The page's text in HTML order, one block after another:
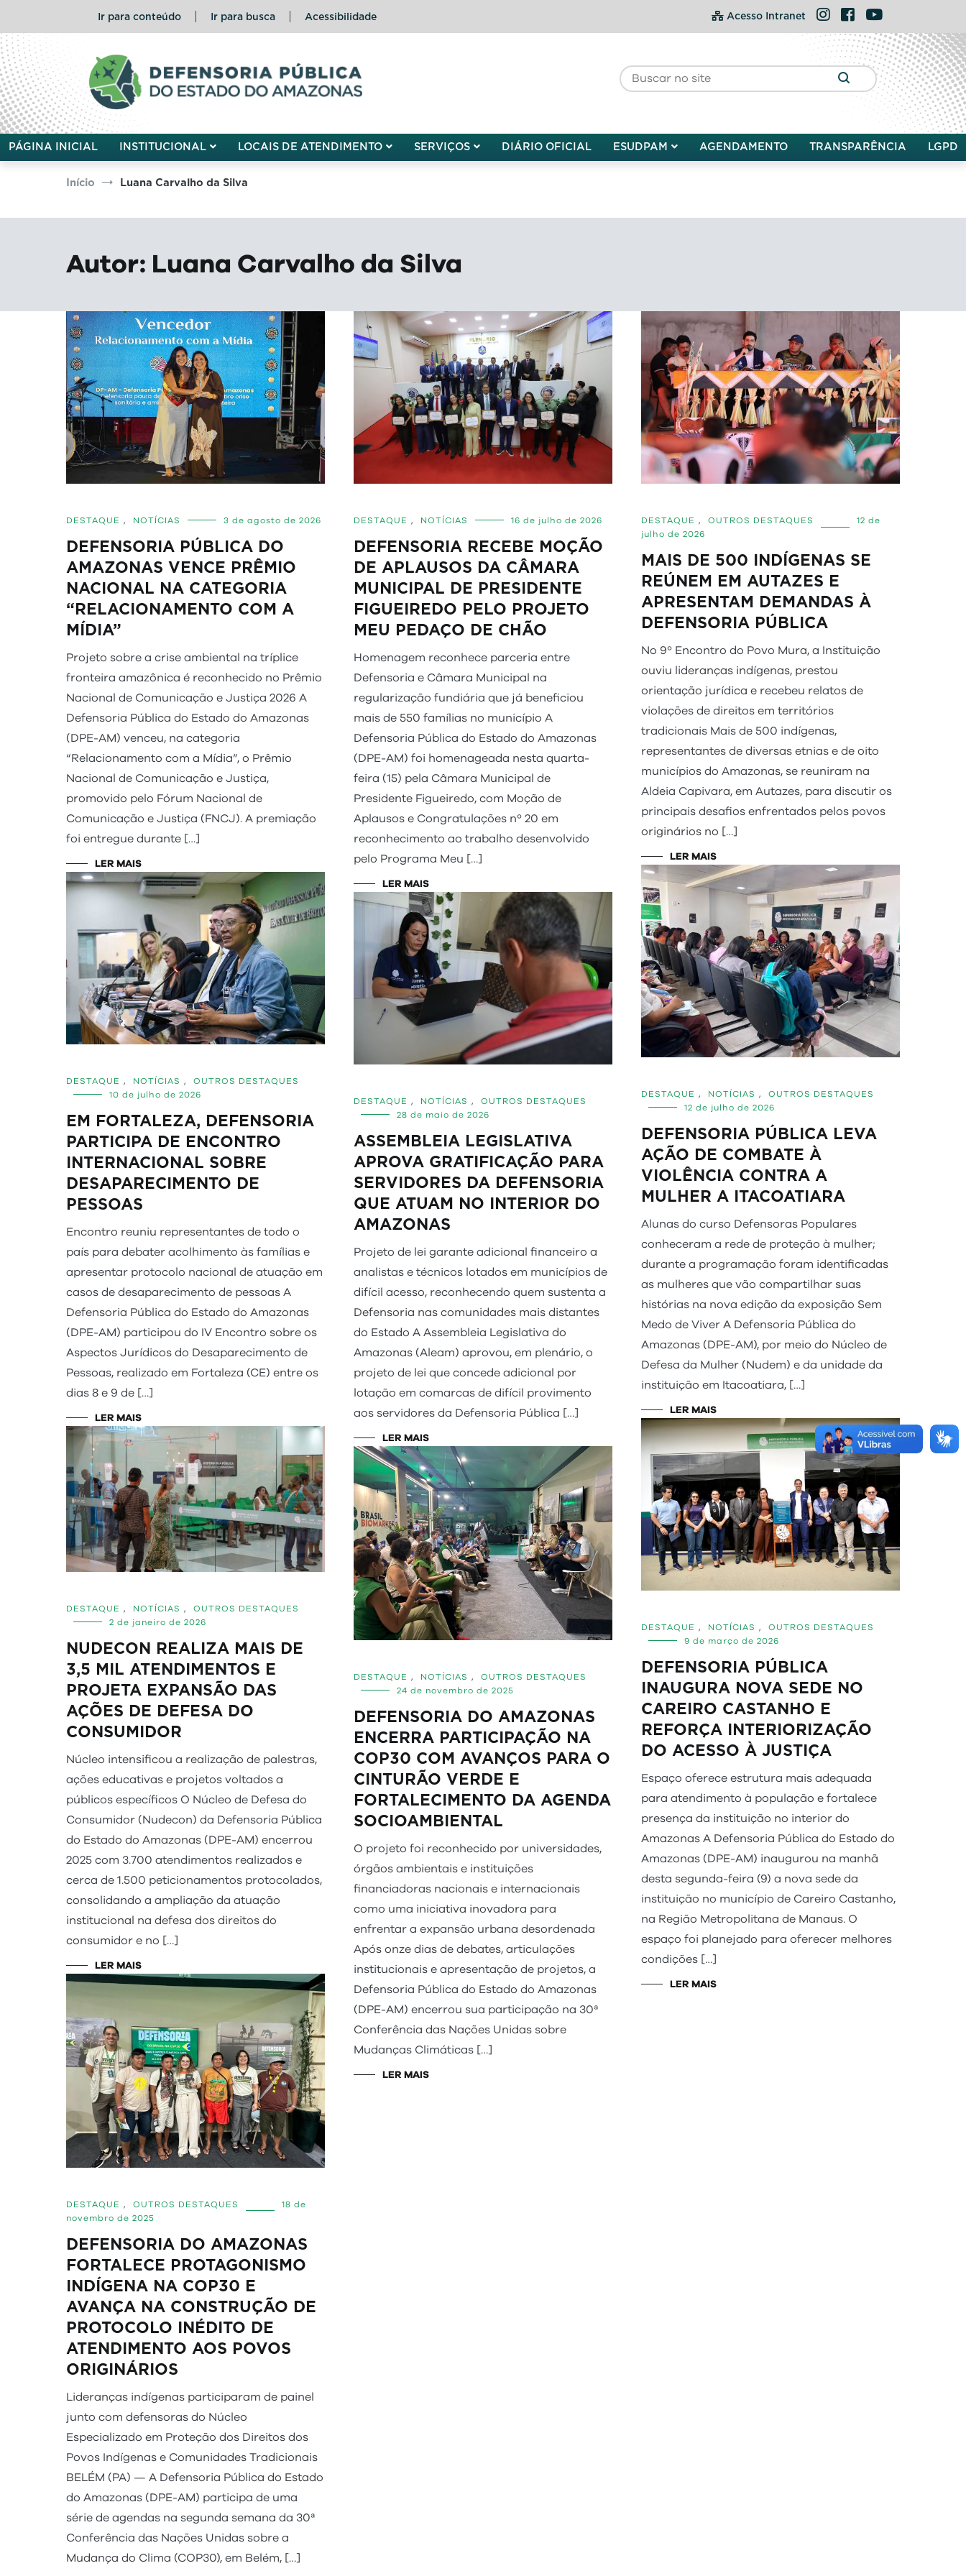
o
conteúdo
Ir para conteúdo Ir para busca Acessibilidade Acesso Intranet Instagram
FacebookYouTube
Defensoria Pública do Estado do Amazonas
PÁGINA INICIAL INSTITUCIONAL LOCAIS DE ATENDIMENTO SERVIÇOS DIÁRIO OFICIAL ESUDPAM AGENDAMENTO TRANSPARÊNCIA LGPD
Início Luana Carvalho da Silva
Autor: Luana Carvalho da Silva
DESTAQUE , NOTÍCIAS 3 de agosto de 2026
DEFENSORIA PÚBLICA DO
AMAZONAS VENCE PRÊMIO
NACIONAL NA CATEGORIA
“RELACIONAMENTO COM A
MÍDIA”
Projeto sobre a crise ambiental na tríplice
fronteira amazônica é reconhecido no Prêmio
Nacional de Comunicação e Justiça 2026 A
Defensoria Pública do Estado do Amazonas
(DPE-AM) venceu, na categoria
“Relacionamento com a Mídia”, o Prêmio
Nacional de Comunicação e Justiça,
promovido pelo Fórum Nacional de
Comunicação e Justiça (FNCJ). A premiação
foi entregue durante […]
LER MAIS
DESTAQUE , NOTÍCIAS 16 de julho de 2026
DEFENSORIA RECEBE MOÇÃO
DE APLAUSOS DA CÂMARA
MUNICIPAL DE PRESIDENTE
FIGUEIREDO PELO PROJETO
MEU PEDAÇO DE CHÃO
Homenagem reconhece parceria entre
Defensoria e Câmara Municipal na
regularização fundiária que já beneficiou
mais de 550 famílias no município A
Defensoria Pública do Estado do Amazonas
(DPE-AM) foi homenageada nesta quarta-
feira (15) pela Câmara Municipal de
Presidente Figueiredo, com Moção de
Aplausos e Congratulações nº 20 em
reconhecimento ao trabalho desenvolvido
pelo Programa Meu […]
LER MAIS
DESTAQUE , OUTROS DESTAQUES
12 de
julho de 2026
MAIS DE 500 INDÍGENAS SE
REÚNEM EM AUTAZES E
APRESENTAM DEMANDAS À
DEFENSORIA PÚBLICA
No 9º Encontro do Povo Mura, a Instituição
ouviu lideranças indígenas, prestou
orientação jurídica e recebeu relatos de
violações de direitos em territórios
tradicionais Mais de 500 indígenas,
representantes de diversas etnias e de oito
municípios do Amazonas, se reuniram na
Aldeia Capivara, em Autazes, para discutir os
principais desafios enfrentados pelos povos
originários no […]
LER MAIS
DESTAQUE , NOTÍCIAS ,
OUTROS DESTAQUES
12 de julho de 2026
DEFENSORIA PÚBLICA LEVA
AÇÃO DE COMBATE À
VIOLÊNCIA CONTRA A
MULHER A ITACOATIARA
Alunas do curso Defensoras Populares
conheceram a rede de proteção à mulher;
durante a programação foram identificadas
as mulheres que vão compartilhar suas
histórias na nova edição da exposição Sem
Medo de Viver A Defensoria Pública do
Amazonas (DPE-AM), por meio do Núcleo de
Defesa da Mulher (Nudem) e da unidade da
instituição em Itacoatiara, […]
LER MAIS
DESTAQUE , NOTÍCIAS ,
OUTROS DESTAQUES
10 de julho de 2026
EM FORTALEZA, DEFENSORIA
PARTICIPA DE ENCONTRO
INTERNACIONAL SOBRE
DESAPARECIMENTO DE
PESSOAS
Encontro reuniu representantes de todo o
país para debater acolhimento às famílias e
apresentar protocolo nacional de atuação em
casos de desaparecimento de pessoas A
Defensoria Pública do Estado do Amazonas
(DPE-AM) participou do IV Encontro sobre os
Aspectos Jurídicos do Desaparecimento de
Pessoas, realizado em Fortaleza (CE) entre os
dias 8 e 9 de […]
LER MAIS
DESTAQUE , NOTÍCIAS ,
OUTROS DESTAQUES
28 de maio de 2026
ASSEMBLEIA LEGISLATIVA
APROVA GRATIFICAÇÃO PARA
SERVIDORES DA DEFENSORIA
QUE ATUAM NO INTERIOR DO
AMAZONAS
Projeto de lei garante adicional financeiro a
analistas e técnicos lotados em municípios de
difícil acesso, reconhecendo quem sustenta a
Defensoria nas comunidades mais distantes
do Estado A Assembleia Legislativa do
Amazonas (Aleam) aprovou, em plenário, o
projeto de lei que concede adicional por
lotação em comarcas de difícil provimento
aos servidores da Defensoria Pública […]
LER MAIS
DESTAQUE , NOTÍCIAS ,
OUTROS DESTAQUES
9 de março de 2026
DEFENSORIA PÚBLICA
INAUGURA NOVA SEDE NO
CAREIRO CASTANHO E
REFORÇA INTERIORIZAÇÃO
DO ACESSO À JUSTIÇA
Espaço oferece estrutura mais adequada
para atendimento à população e fortalece
presença da instituição no interior do
Amazonas A Defensoria Pública do Estado do
Amazonas (DPE-AM) inaugurou na manhã
desta segunda-feira (9) a nova sede da
instituição no município de Careiro Castanho,
na Região Metropolitana de Manaus. O
espaço foi planejado para oferecer melhores
condições […]
LER MAIS
DESTAQUE , NOTÍCIAS ,
OUTROS DESTAQUES
2 de janeiro de 2026
NUDECON REALIZA MAIS DE
3,5 MIL ATENDIMENTOS E
PROJETA EXPANSÃO DAS
AÇÕES DE DEFESA DO
CONSUMIDOR
Núcleo intensificou a realização de palestras,
ações educativas e projetos voltados a
públicos específicos O Núcleo de Defesa do
Consumidor (Nudecon) da Defensoria Pública
do Estado do Amazonas (DPE-AM) encerrou
2025 com 3.700 atendimentos realizados e
cerca de 1.500 peticionamentos protocolados,
consolidando a ampliação da atuação
institucional na defesa dos direitos do
consumidor e no […]
LER MAIS
DESTAQUE , NOTÍCIAS ,
OUTROS DESTAQUES
24 de novembro de 2025
DEFENSORIA DO AMAZONAS
ENCERRA PARTICIPAÇÃO NA
COP30 COM AVANÇOS PARA O
CINTURÃO VERDE E
FORTALECIMENTO DA AGENDA
SOCIOAMBIENTAL
O projeto foi reconhecido por universidades,
órgãos ambientais e instituições
financiadoras nacionais e internacionais
como uma iniciativa inovadora para
enfrentar a expansão urbana desordenada
Após onze dias de debates, articulações
institucionais e apresentação de projetos, a
Defensoria Pública do Estado do Amazonas
(DPE-AM) encerrou sua participação na 30ª
Conferência das Nações Unidas sobre
Mudanças Climáticas […]
LER MAIS
DESTAQUE , OUTROS DESTAQUES
18 de
novembro de 2025
DEFENSORIA DO AMAZONAS
FORTALECE PROTAGONISMO
INDÍGENA NA COP30 E
AVANÇA NA CONSTRUÇÃO DE
PROTOCOLO INÉDITO DE
ATENDIMENTO AOS POVOS
ORIGINÁRIOS
Lideranças indígenas participaram de painel
junto com defensoras do Núcleo
Especializado em Proteção dos Direitos dos
Povos Indígenas e Comunidades Tradicionais
BELÉM (PA) — A Defensoria Pública do Estado
do Amazonas (DPE-AM) participa de uma
série de agendas na segunda semana da 30ª
Conferência das Nações Unidas sobre a
Mudança do Clima (COP30), em Belém, […]